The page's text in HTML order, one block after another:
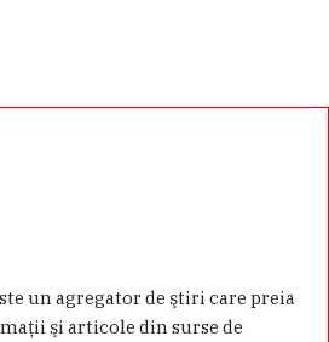
un agregator de ştiri care preia
şi articole din surse de